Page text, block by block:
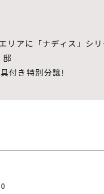
アに「ナディス」シリ
付き特別分譲!